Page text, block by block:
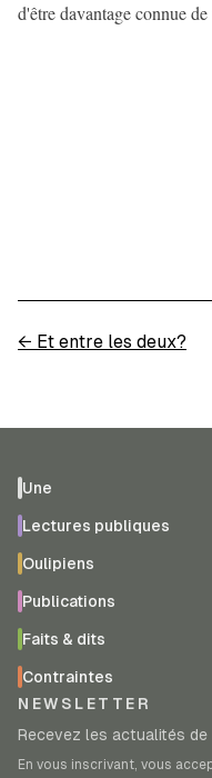
d'être davantage connue
← Et entre les deux?
Une
Lectures publiques
Oulipiens
Publications
Faits & dits
Contraintes
NEWSLETTER
Recevez les actualités de
En vous inscrivant, vous